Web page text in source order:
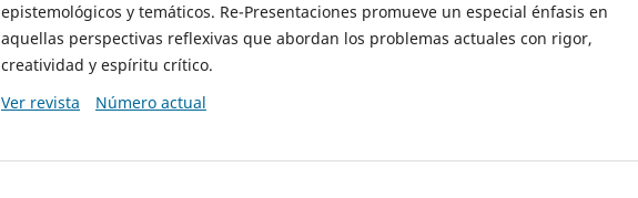
epistemológicos y temáticos. Re-Presentaciones promueve un especial énfasis en
aquellas perspectivas reflexivas que abordan los problemas actuales con rigor,
creatividad y espíritu crítico.
Ver revista
Número actual